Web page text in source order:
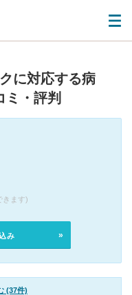
に対応する病
ミ・評判
きます)
み
(37件)